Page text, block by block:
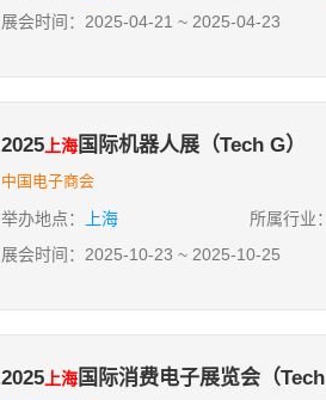
展会时间：2025-04-21 ~ 2025-04-23
2025 上海国际机器人展（Tech G）
中国电子商会
举办地点： 上海 所属行业：
展会时间：2025-10-23 ~ 2025-10-25
2025 上海国际消费电子展览会（Tech